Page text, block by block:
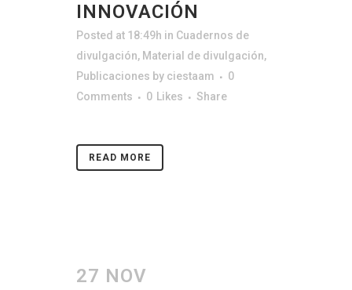
INNOVACIÓN
Posted at 18:49h in Cuadernos de
divulgación, Material de divulgación,
Publicaciones by ciestaam
0
Comments
0 Likes Share
READ MORE
27 NOV